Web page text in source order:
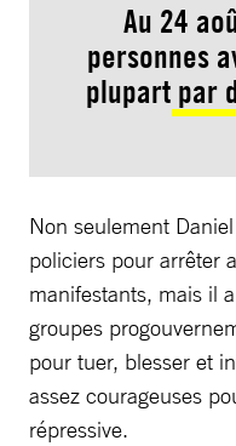
Au 24
personnes
plupart par
Non seulement
policiers pour arrêter
manifestants, mais il
groupes
pour tuer, blesser et
assez courageuses
répressive.